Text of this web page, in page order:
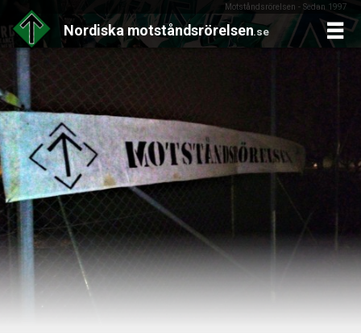
Motståndsrörelsen - Sedan 1997
Nordiska motståndsrörelsen.se